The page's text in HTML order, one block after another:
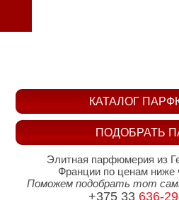
ПОДОБРАТЬ
КАТАЛОГ
Элитная парфюмерия из
Франции по ценам ниже
Поможем подобрать тот
+375 33 636-